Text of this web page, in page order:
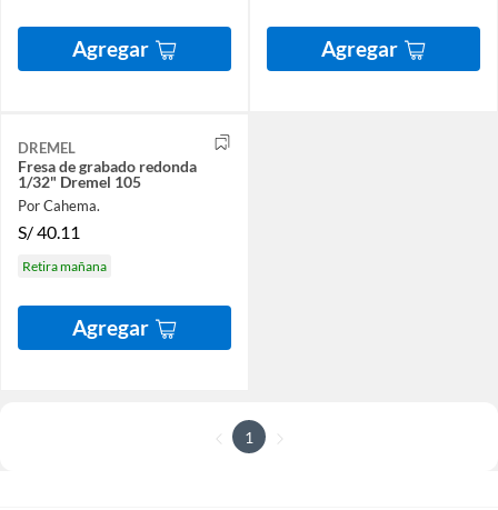
Agregar Agregar
DREMEL
Fresa de grabado redonda
1/32" Dremel 105
Por Cahema.
S/40.11
Retira mañana
Agregar
1